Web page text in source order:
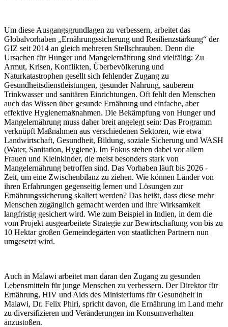
Um diese Ausgangsgrundlagen zu verbessern, arbeitet das
Globalvorhaben „Ernährungssicherung und Resilienzstärkung“ der
GIZ seit 2014 an gleich mehreren Stellschrauben. Denn die
Ursachen für Hunger und Mangelernährung sind vielfältig: Zu
Armut, Krisen, Konflikten, Überbevölkerung und
Naturkatastrophen gesellt sich fehlender Zugang zu
Gesundheitsdienstleistungen, gesunder Nahrung, sauberem
Trinkwasser und sanitären Einrichtungen. Oft fehlt den Menschen
auch das Wissen über gesunde Ernährung und einfache, aber
effektive Hygienemaßnahmen. Die Bekämpfung von Hunger und
Mangelernährung muss daher breit angelegt sein: Das Programm
verknüpft Maßnahmen aus verschiedenen Sektoren, wie etwa
Landwirtschaft, Gesundheit, Bildung, soziale Sicherung und WASH
(Water, Sanitation, Hygiene). Im Fokus stehen dabei vor allem
Frauen und Kleinkinder, die meist besonders stark von
Mangelernährung betroffen sind. Das Vorhaben läuft bis 2026 -
Zeit, um eine Zwischenbilanz zu ziehen. Wie können Länder von
ihren Erfahrungen gegenseitig lernen und Lösungen zur
Ernährungssicherung skaliert werden? Das heißt, dass diese mehr
Menschen zugänglich gemacht werden und ihre Wirksamkeit
langfristig gesichert wird. Wie zum Beispiel in Indien, in dem die
vom Projekt ausgearbeitete Strategie zur Bewirtschaftung von bis zu
10 Hektar großen Gemeindegärten von staatlichen Partnern nun
umgesetzt wird.
Auch in Malawi arbeitet man daran den Zugang zu gesunden
Lebensmitteln für junge Menschen zu verbessern. Der Direktor für
Ernährung, HIV und Aids des Ministeriums für Gesundheit in
Malawi, Dr. Felix Phiri, spricht davon, die Ernährung im Land mehr
zu diversifizieren und Veränderungen im Konsumverhalten
anzustoßen.